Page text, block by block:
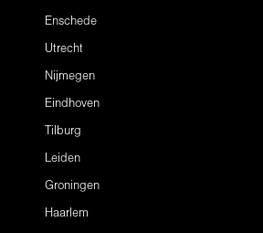
Enschede
Utrecht
Nijmegen
Eindhoven
Tilburg
Leiden
Groningen
Haarlem